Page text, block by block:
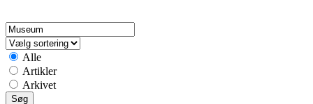
Alle
Artikler
Arkivet